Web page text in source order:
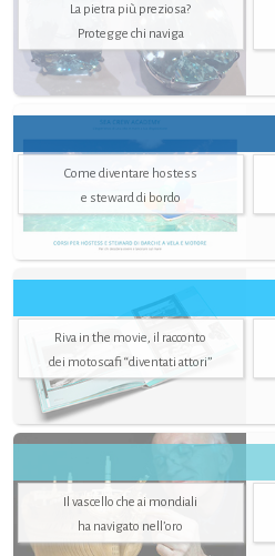
La pietra più preziosa?
Protegge chi naviga
Come diventare hostess
e steward di bordo
Riva in the movie, il racconto
dei motoscafi “diventati attori”
Il vascello che ai mondiali
ha navigato nell’oro